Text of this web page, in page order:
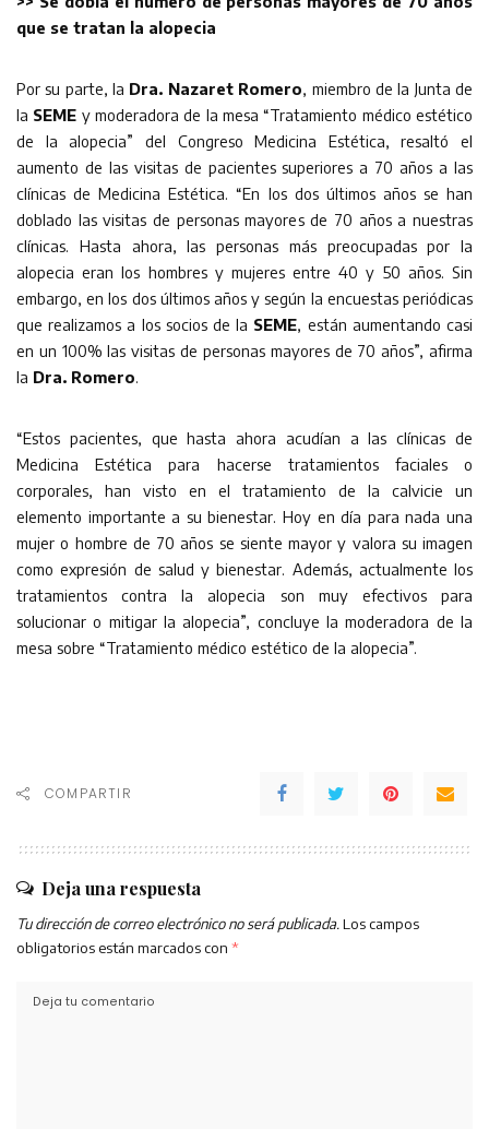
que se tratan la alopecia
Por su parte, la Dra. Nazaret Romero, miembro de la Junta de
la SEME y moderadora de la mesa “Tratamiento médico estético
de la alopecia” del Congreso Medicina Estética, resaltó el
aumento de las visitas de pacientes superiores a 70 años a las
clínicas de Medicina Estética. “En los dos últimos años se han
doblado las visitas de personas mayores de 70 años a nuestras
clínicas. Hasta ahora, las personas más preocupadas por la
alopecia eran los hombres y mujeres entre 40 y 50 años. Sin
embargo, en los dos últimos años y según la encuestas periódicas
que realizamos a los socios de la SEME, están aumentando casi
en un 100% las visitas de personas mayores de 70 años”, afirma
la Dra. Romero.
“Estos pacientes, que hasta ahora acudían a las clínicas de
Medicina Estética para hacerse tratamientos faciales o
corporales, han visto en el tratamiento de la calvicie un
elemento importante a su bienestar. Hoy en día para nada una
mujer o hombre de 70 años se siente mayor y valora su imagen
como expresión de salud y bienestar. Además, actualmente los
tratamientos contra la alopecia son muy efectivos para
solucionar o mitigar la alopecia”, concluye la moderadora de la
mesa sobre “Tratamiento médico estético de la alopecia”.
COMPARTIR
Deja una respuesta
Tu dirección de correo electrónico no será publicada. Los campos
obligatorios están marcados con *